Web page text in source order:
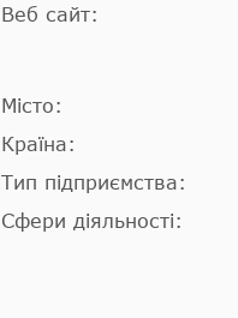
Веб сайт:
Місто:
Країна:
Тип підприємства:
Сфери діяльності: